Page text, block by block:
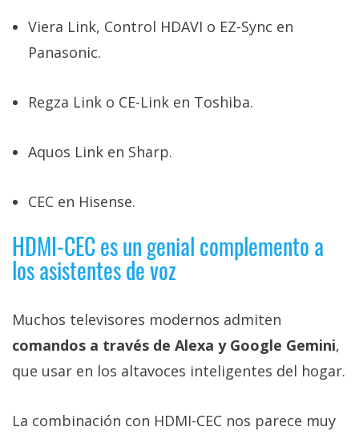
Viera Link, Control HDAVI o EZ-Sync en
Panasonic.
Regza Link o CE-Link en Toshiba.
Aquos Link en Sharp.
CEC en Hisense.
HDMI-CEC es un genial complemento a
los asistentes de voz
Muchos televisores modernos admiten
comandos a través de Alexa y Google Gemini,
que usar en los altavoces inteligentes del hogar.
La combinación con HDMI-CEC nos parece muy